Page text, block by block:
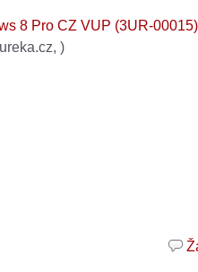
8 Pro CZ VUP (3UR-00015)
)